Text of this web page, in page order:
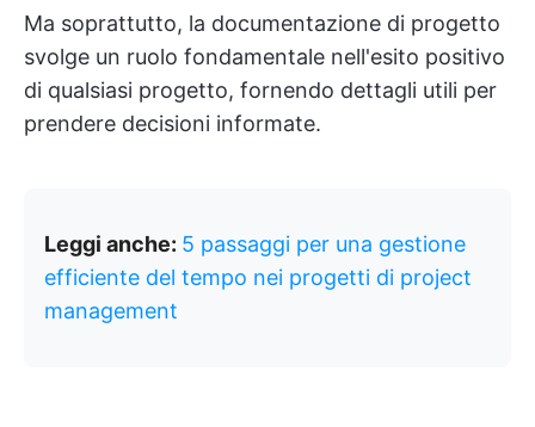
Ma soprattutto, la documentazione di progetto
svolge un ruolo fondamentale nell'esito positivo
di qualsiasi progetto, fornendo dettagli utili per
prendere decisioni informate.
Leggi anche: 5 passaggi per una gestione
efficiente del tempo nei progetti di project
management